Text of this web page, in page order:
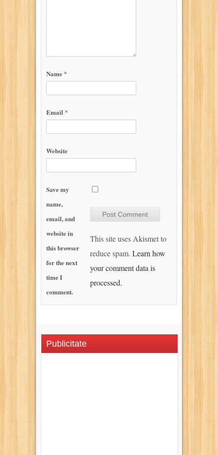
Name *
Email *
Website
Save my
name,
email, and
website in
this browser
for the next
time I
comment.
This site uses Akismet to
reduce spam. Learn how
your comment data is
processed.
Publicitate